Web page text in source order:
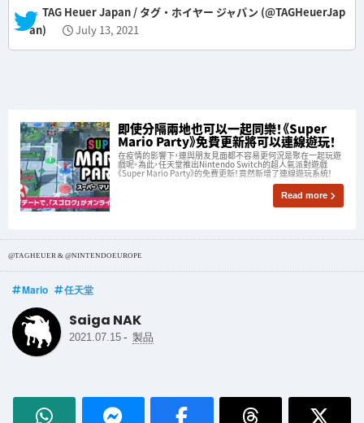
— TAG Heuer Japan / タグ・ホイヤー ジャパン (@TAGHeuerJap
an)
July 13, 2021
即使分隔兩地也可以一起同樂！《Super
Mario Party》免費更新將可以連線遊玩！
在疫情的影響下，連與朋友見面都不容易更何況是聚在一起玩遊
戲呢。為此，任天堂推出Nintendo Switch的超人氣派對遊戲
《Super Mario Party》的免費更新！竟然新增了連線遊玩系統！
Read more
@TAGHEUER & @NINTENDOEUROPE
Mario 任天堂
Saiga NAK
2021.07.15 - 製品